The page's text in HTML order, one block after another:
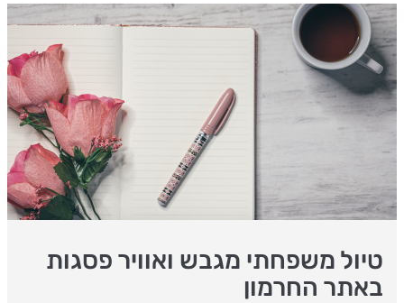
טיול משפחתי מגבש ואוויר פסגות
באתר החרמון